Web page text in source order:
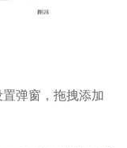
弹窗，拖拽添加